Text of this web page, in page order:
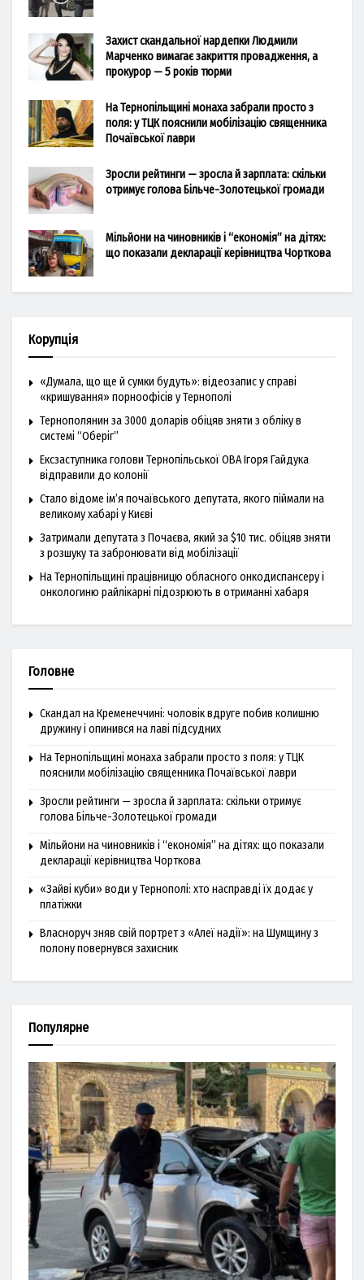
Захист скандальної нардепки Людмили
Марченко вимагає закриття провадження, а
прокурор — 5 років тюрми
На Тернопільщині монаха забрали просто з
поля: у ТЦК пояснили мобілізацію священника
Почаївської лаври
Зросли рейтинги — зросла й зарплата: скільки
отримує голова Більче-Золотецької громади
Мільйони на чиновників і “економія” на дітях:
що показали декларації керівництва Чорткова
Корупція
«Думала, що ще й сумки будуть»: відеозапис у справі
«кришування» порноофісів у Тернополі
Тернополянин за 3000 доларів обіцяв зняти з обліку в
системі “Оберіг”
Ексзаступника голови Тернопільської ОВА Ігоря Гайдука
відправили до колонії
Стало відоме ім’я почаївського депутата, якого піймали на
великому хабарі у Києві
Затримали депутата з Почаєва, який за $10 тис. обіцяв зняти
з розшуку та забронювати від мобілізації
На Тернопільщині працівницю обласного онкодиспансеру і
онкологиню райлікарні підозрюють в отриманні хабаря
Головне
Скандал на Кременеччині: чоловік вдруге побив колишню
дружину і опинився на лаві підсудних
На Тернопільщині монаха забрали просто з поля: у ТЦК
пояснили мобілізацію священника Почаївської лаври
Зросли рейтинги — зросла й зарплата: скільки отримує
голова Більче-Золотецької громади
Мільйони на чиновників і “економія” на дітях: що показали
декларації керівництва Чорткова
«Зайві куби» води у Тернополі: хто насправді їх додає у
платіжки
Власноруч зняв свій портрет з «Алеї надії»: на Шумщину з
полону повернувся захисник
Популярне